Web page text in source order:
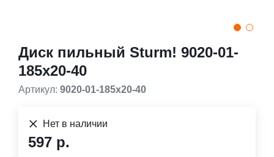
Диск пильный Sturm! 9020-01-
185x20-40
Артикул: 9020-01-185x20-40
Нет в наличии
597 р.